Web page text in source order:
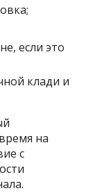
если это
клади и
на
с